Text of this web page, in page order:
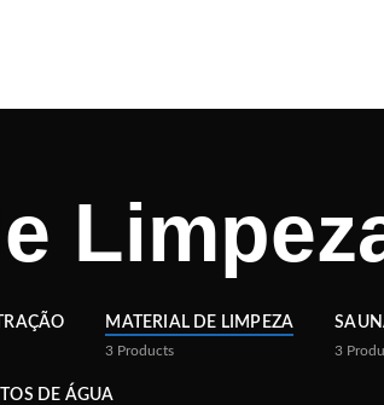
MATERIAL DE LIMPEZA
3 Products 3
DE ÁGUA